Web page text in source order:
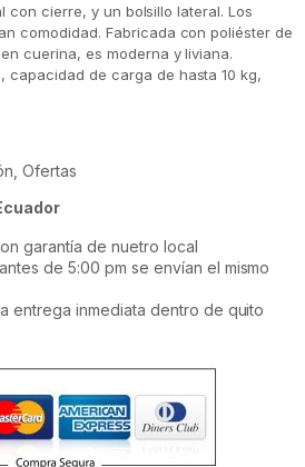
con cierre, y un bolsillo lateral. Los
comodidad. Fabricada con poliéster de
cuerina, es moderna y liviana.
capacidad de carga de hasta 10 kg,
,Ofertas
garantía de nuetro local
de 5:00 pm se envían el mismo
entrega inmediata dentro de quito